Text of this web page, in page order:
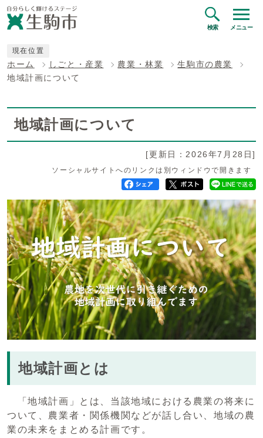
検索 メニュー
現在位置
ホーム しごと・産業 農業・林業
生駒市の農業
地域計画について
地域計画について
[更新日：2026年7月28日]
ソーシャルサイトへのリンクは別ウィンドウで開きます
地域計画とは
「地域計画」とは、当該地域における農業の将来に
ついて、農業者・関係機関などが話し合い、地域の農
業の未来をまとめる計画です。